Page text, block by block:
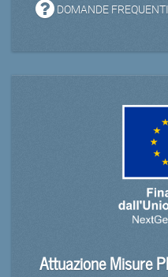
DOMANDE FREQUENTI
Attuazione Misure